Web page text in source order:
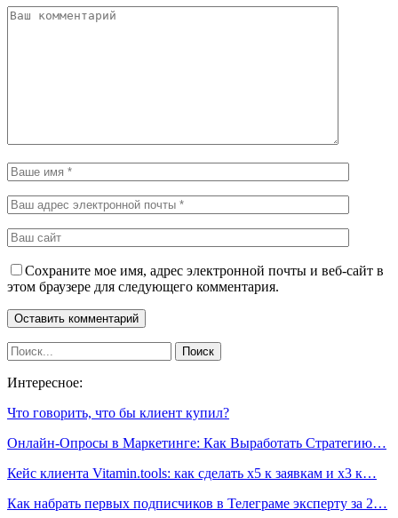
Сохраните мое имя, адрес электронной почты и веб-сайт в
этом браузере для следующего комментария.
Интересное:
Что говорить, что бы клиент купил?
Онлайн-Опросы в Маркетинге: Как Выработать Стратегию…
Кейс клиента Vitamin.tools: как сделать х5 к заявкам и х3 к…
Как набрать первых подписчиков в Телеграме эксперту за 2…